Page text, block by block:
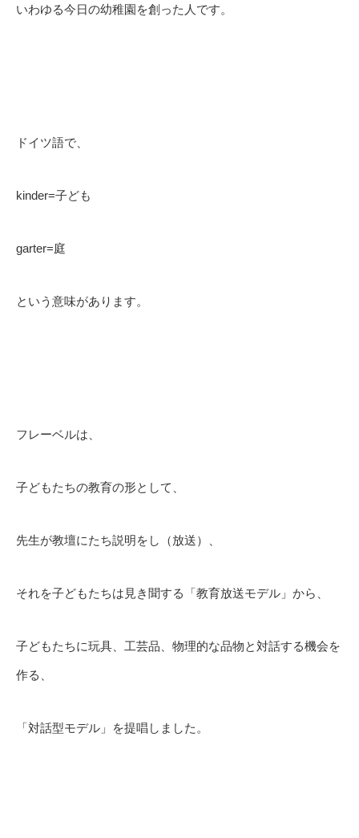
いわゆる今日の幼稚園を創った人です。
ドイツ語で、
kinder=子ども
garter=庭
という意味があります。
フレーベルは、
子どもたちの教育の形として、
先生が教壇にたち説明をし（放送）、
それを子どもたちは見き聞する「教育放送モデル」から、
子どもたちに玩具、工芸品、物理的な品物と対話する機会を
作る、
「対話型モデル」を提唱しました。